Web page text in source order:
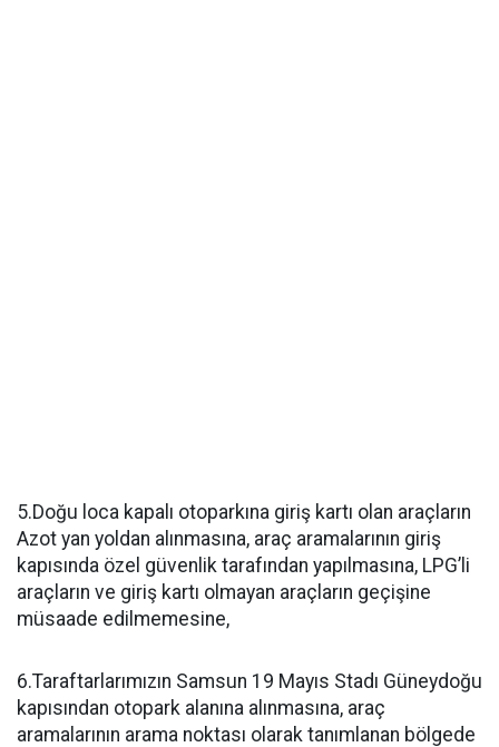
5.Doğu loca kapalı otoparkına giriş kartı olan araçların
Azot yan yoldan alınmasına, araç aramalarının giriş
kapısında özel güvenlik tarafından yapılmasına, LPG’li
araçların ve giriş kartı olmayan araçların geçişine
müsaade edilmemesine,
6.Taraftarlarımızın Samsun 19 Mayıs Stadı Güneydoğu
kapısından otopark alanına alınmasına, araç
aramalarının arama noktası olarak tanımlanan bölgede